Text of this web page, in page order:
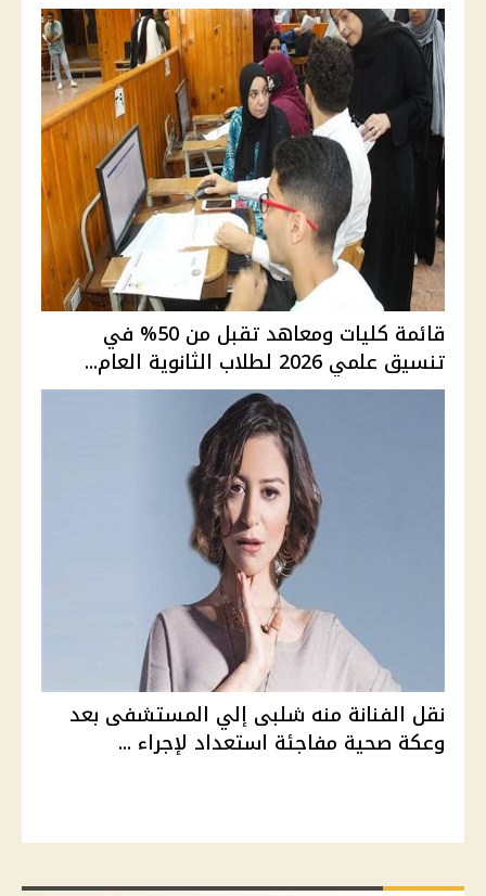
قائمة كليات ومعاهد تقبل من 50% في
تنسيق علمي 2026 لطلاب الثانوية العام...
نقل الفنانة منه شلبى إلي المستشفى بعد
وعكة صحية مفاجئة استعداد لإجراء ...